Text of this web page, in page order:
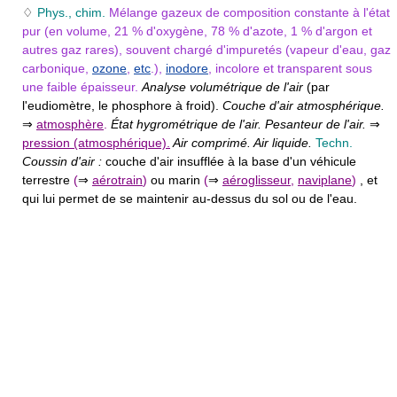
♢ Phys., chim.
Mélange gazeux de composition constante à l'état
pur (en volume, 21 % d'oxygène, 78 % d'azote, 1 % d'argon et
autres gaz rares), souvent chargé d'impuretés (vapeur d'eau, gaz
carbonique, ozone etc .), inodore , incolore et transparent sous
une faible épaisseur. Analyse volumétrique de l'air (par
l'eudiomètre, le phosphore à froid). Couche d'air atmosphérique.
⇒ atmosphère État hygrométrique de l'air. Pesanteur de l'air. ⇒
pression (atmosphérique). Air comprimé. Air liquide. Techn.
Coussin d'air : couche d'air insufflée à la base d'un véhicule
terrestre (⇒ aérotrain) ou marin (⇒ aéroglisseur, naviplane) , et
qui lui permet de se maintenir au-dessus du sol ou de l'eau.